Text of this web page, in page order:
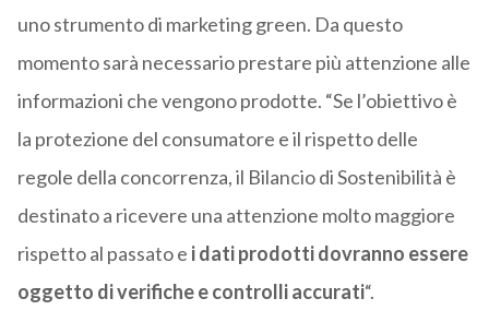
uno strumento di marketing green. Da questo
momento sarà necessario prestare più attenzione alle
informazioni che vengono prodotte. “Se l’obiettivo è
la protezione del consumatore e il rispetto delle
regole della concorrenza, il Bilancio di Sostenibilità è
destinato a ricevere una attenzione molto maggiore
rispetto al passato e i dati prodotti dovranno essere
oggetto di verifiche e controlli accurati“.